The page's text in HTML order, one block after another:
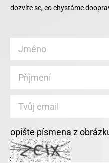
dozvíte se, co chystáme
opište písmena z